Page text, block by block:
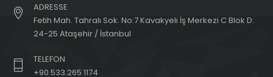
ADRESSE
Fetih Mah. Tahralı Sok. No:7 Kavakyeli İş Merkezi C Blok D:
24-25 Ataşehir / İstanbul
TELEFON
+90.533.265 1174